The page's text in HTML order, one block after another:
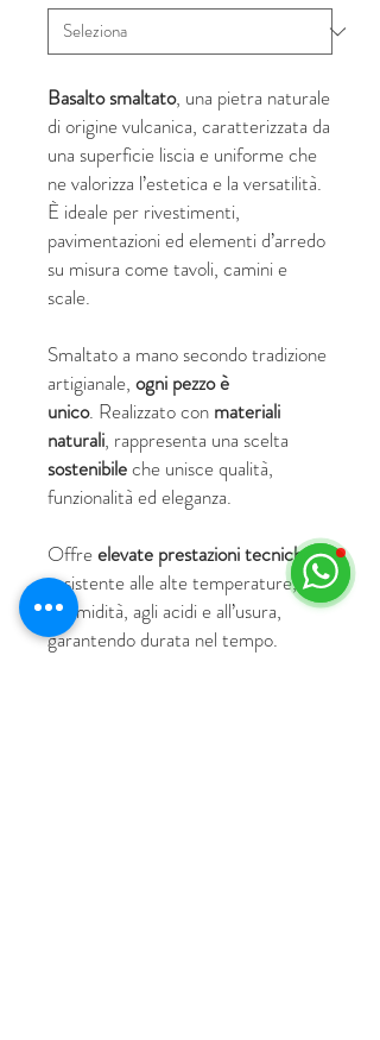
Basalto smaltato, una pietra naturale
di origine vulcanica, caratterizzata da
una superficie liscia e uniforme che
ne valorizza l’estetica e la versatilità.
È ideale per rivestimenti,
pavimentazioni ed elementi d’arredo
su misura come tavoli, camini e
scale.
Smaltato a mano secondo tradizione
artigianale, ogni pezzo è
unico. Realizzato con materiali
naturali, rappresenta una scelta
sostenibileche unisce qualità,
funzionalità ed eleganza.
Offreelevate prestazioni tecniche: è
resistente alle alte temperature,
all’umidità, agli acidi e all’usura,
garantendo durata nel tempo.